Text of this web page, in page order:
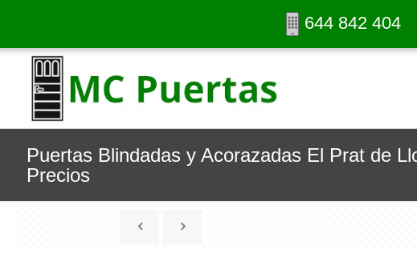
644 842 404
Puertas Blindadas y Acorazadas El Prat de
Precios